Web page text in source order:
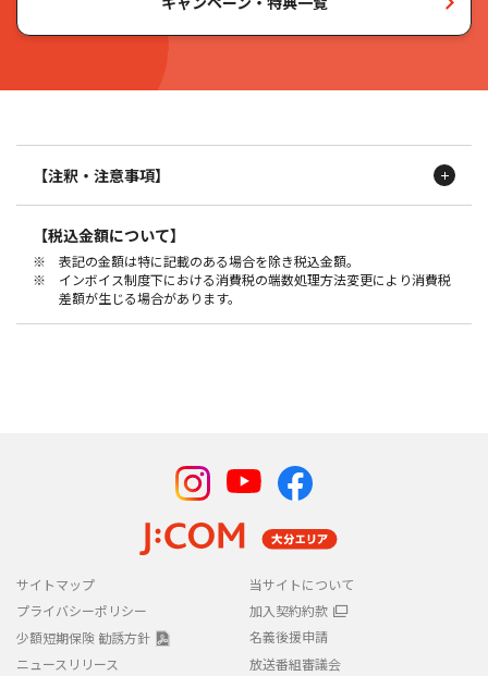
【注釈・注意事項】
※1 チャンネル数はご提供する専用チューナー経由でご覧いただける、
地上デジタル放送とBSデジタル放送を含みます。
【税込金額について】
※ 表記の金額は特に記載のある場合を除き税込金額。
※ インボイス制度下における消費税の端数処理方法変更により消費税
差額が生じる場合があります。
サイトマップ
当サイトについて
プライバシーポリシー
加入契約約款
少額短期保険 勧誘方針
名義後援申請
ニュースリリース
放送番組審議会